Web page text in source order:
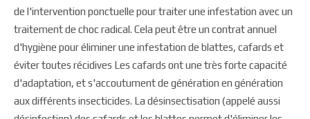
de l'intervention ponctuelle pour traiter une infestation avec un
traitement de choc radical. Cela peut être un contrat annuel
d'hygiène pour éliminer une infestation de blattes, cafards et
éviter toutes récidives Les cafards ont une très forte capacité
d'adaptation, et s'accoutument de génération en génération
aux différents insecticides. La désinsectisation (appelé aussi